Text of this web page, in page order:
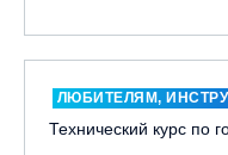
ЛЮБИТЕЛЯМ,
Технический курс по